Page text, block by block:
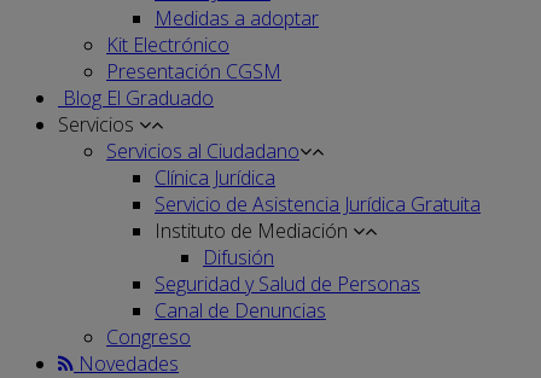
Medidas a adoptar
Kit Electrónico
Presentación CGSM
Blog El Graduado
Servicios
Servicios al Ciudadano
Clínica Jurídica
Servicio de Asistencia Jurídica Gratuita
Instituto de Mediación
Difusión
Seguridad y Salud de Personas
Canal de Denuncias
Congreso
Novedades